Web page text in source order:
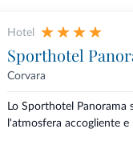
Hotel
Sporthotel
Corvara
Lo Sporthotel Panorama
l'atmosfera accogliente e